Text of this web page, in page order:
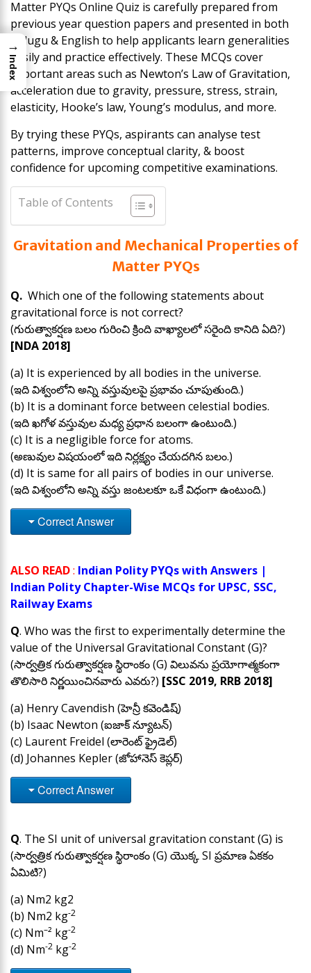
Matter PYQs Online Quiz is carefully prepared from
previous year question papers and presented in both
Telugu & English to help applicants learn generalities
easily and practice effectively. These MCQs cover
important areas such as Newton’s Law of Gravitation,
acceleration due to gravity, pressure, stress, strain,
elasticity, Hooke’s law, Young’s modulus, and more.
By trying these PYQs, aspirants can analyse test
patterns, improve conceptual clarity, & boost
confidence for upcoming competitive examinations.
Table of Contents
Gravitation and Mechanical Properties of
Matter PYQs
Q. Which one of the following statements about
gravitational force is not correct?
(గురుత్వాకర్షణ బలం గురించి క్రింది వాఖ్యాలలో సరైంది కానిది ఏది?)
[NDA 2018]
(a) It is experienced by all bodies in the universe.
(ఇది విశ్వంలోని అన్ని వస్తువులపై ప్రభావం చూపుతుంది.)
(b) It is a dominant force between celestial bodies.
(ఇది ఖగోళ వస్తువుల మధ్య ప్రధాన బలంగా ఉంటుంది.)
(c) It is a negligible force for atoms.
(అణువుల విషయంలో ఇది నిర్లక్ష్యం చేయదగిన బలం.)
(d) It is same for all pairs of bodies in our universe.
(ఇది విశ్వంలోని అన్ని వస్తు జంటలకూ ఒకే విధంగా ఉంటుంది.)
Correct Answer
ALSO READ: Indian Polity PYQs with Answers |
Indian Polity Chapter-Wise MCQs for UPSC, SSC,
Railway Exams
Q. Who was the first to experimentally determine the
value of the Universal Gravitational Constant (G)?
(సార్వత్రిక గురుత్వాకర్షణ స్థిరాంకం (G) విలువను ప్రయోగాత్మకంగా
తొలిసారి నిర్ణయించినవారు ఎవరు?) [SSC 2019, RRB 2018]
(a) Henry Cavendish (హెన్రీ కవెండిష్)
(b) Isaac Newton (ఐజాక్ న్యూటన్)
(c) Laurent Freidel (లారెంట్ ఫ్రైడెల్)
(d) Johannes Kepler (జోహానెస్ కెప్లర్)
Correct Answer
Q. The SI unit of universal gravitation constant (G) is
(సార్వత్రిక గురుత్వాకర్షణ స్థిరాంకం (G) యొక్క SI ప్రమాణ ఏకకం
ఏమిటి?)
(a) Nm2 kg2
(b) Nm2 kg-2
(c) Nm–² kg-2
(d) Nm-2 kg-2
→
Index